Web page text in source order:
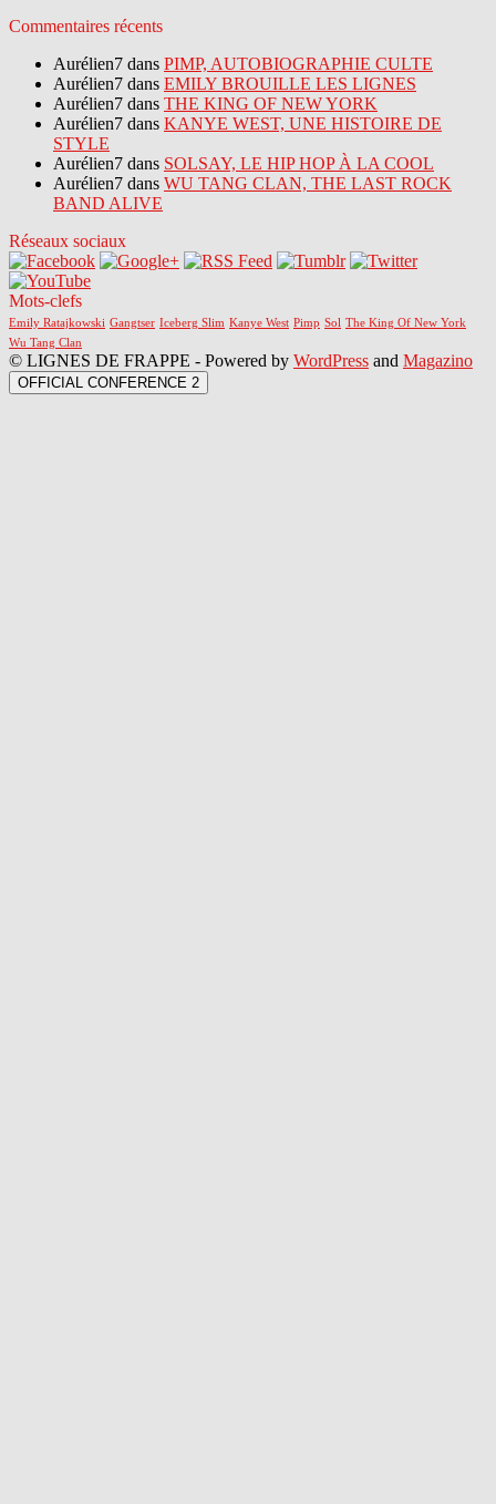
Commentaires récents
Aurélien7 dans PIMP, AUTOBIOGRAPHIE CULTE
Aurélien7 dans EMILY BROUILLE LES LIGNES
Aurélien7 dans THE KING OF NEW YORK
Aurélien7 dans KANYE WEST, UNE HISTOIRE DE
STYLE
Aurélien7 dans SOLSAY, LE HIP HOP À LA COOL
Aurélien7 dans WU TANG CLAN, THE LAST ROCK
BAND ALIVE
Réseaux sociaux
Mots-clefs
Emily Ratajkowski Gangtser Iceberg Slim Kanye West Pimp Sol The King Of New York
Wu Tang Clan
© LIGNES DE FRAPPE - Powered by WordPress and Magazino
OFFICIAL CONFERENCE 2